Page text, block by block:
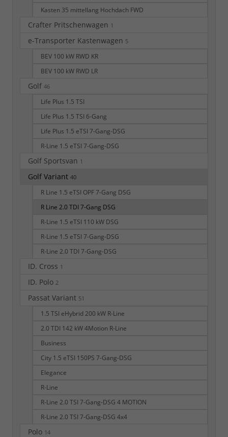
Kasten 35 mittellang Hochdach FWD
Crafter Pritschenwagen 1
e-Transporter Kastenwagen 5
BEV 100 kW RWD KR
BEV 100 kW RWD LR
Golf 46
Life Plus 1.5 TSI
Life Plus 1.5 TSI 6-Gang
Life Plus 1.5 eTSI 7-Gang-DSG
R-Line 1.5 eTSI 7-Gang-DSG
Golf Sportsvan 1
Golf Variant 40
R Line 1.5 eTSI OPF 7-Gang DSG
R Line 2.0 TDI 7-Gang DSG
R-Line 1.5 eTSI 110 kW DSG
R-Line 1.5 eTSI 7-Gang-DSG
R-Line 2.0 TDI 7-Gang-DSG
ID. Cross 1
ID. Polo 2
Passat Variant 51
1.5 TSI eHybrid 200 kW R-Line
2.0 TDI 142 kW 4Motion R-Line
Business
City 1.5 eTSI 150PS 7-Gang-DSG
Elegance
R-Line
R-Line 2.0 TSI 7-Gang-DSG 4 MOTION
R-Line 2.0 TSI 7-Gang-DSG 4x4
Polo 14